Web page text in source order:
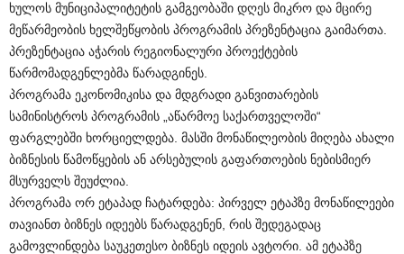
ხულოს მუნიციპალიტეტის გამგეობაში დღეს მიკრო და მცირე
მეწარმეობის ხელშეწყობის პროგრამის პრეზენტაცია გაიმართა.
პრეზენტაცია აჭარის რეგიონალური პროექტების
წარმომადგენლებმა წარადგინეს.
პროგრამა ეკონომიკისა და მდგრადი განვითარების
სამინისტროს პროგრამის „აწარმოე საქართველოში“
ფარგლებში ხორციელდება. მასში მონაწილეობის მიღება ახალი
ბიზნესის წამოწყების ან არსებულის გაფართოების ნებისმიერ
მსურველს შეუძლია.
პროგრამა ორ ეტაპად ჩატარდება: პირველ ეტაპზე მონაწილეები
თავიანთ ბიზნეს იდეებს წარადგენენ, რის შედეგადაც
გამოვლინდება საუკეთესო ბიზნეს იდეის ავტორი. ამ ეტაპზე